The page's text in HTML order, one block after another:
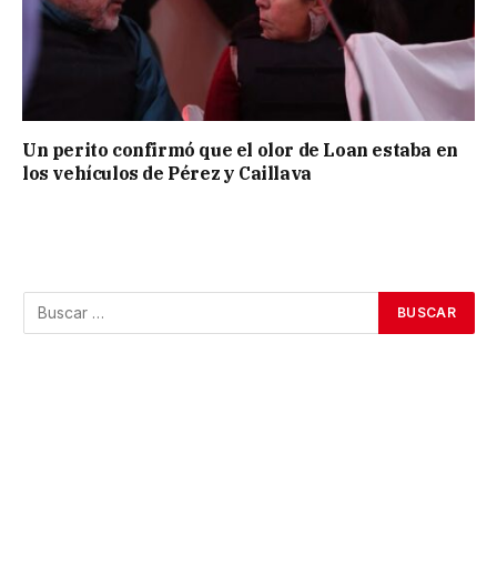
Un perito confirmó que el olor de Loan estaba en
los vehículos de Pérez y Caillava